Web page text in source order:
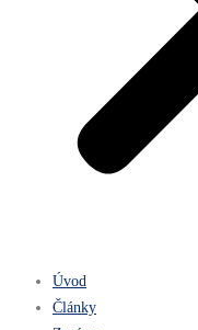
Úvod
Články